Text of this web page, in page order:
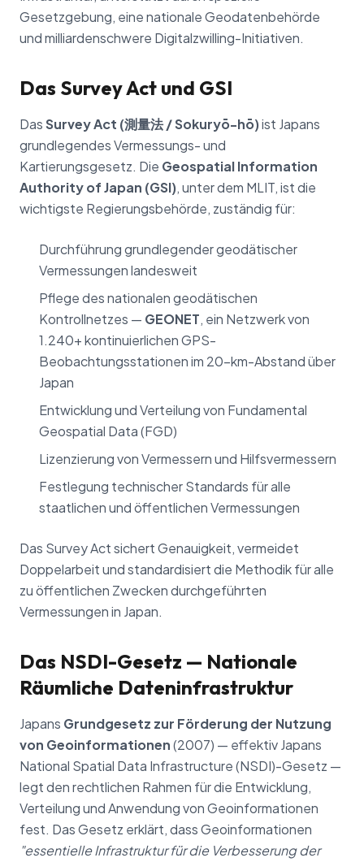
Gesetzgebung, eine nationale Geodatenbehörde
und milliardenschwere Digitalzwilling-Initiativen.
Das Survey Act und GSI
DasSurvey Act (測量法 / Sokuryō-hō)ist Japans
grundlegendes Vermessungs- und
Kartierungsgesetz. Die Geospatial Information
Authority of Japan (GSI), unter dem MLIT, ist die
wichtigste Regierungsbehörde, zuständig für:
Durchführung grundlegender geodätischer
Vermessungen landesweit
Pflege des nationalen geodätischen
Kontrollnetzes — GEONET, ein Netzwerk von
1.240+ kontinuierlichen GPS-
Beobachtungsstationen im 20-km-Abstand über
Japan
Entwicklung und Verteilung von Fundamental
Geospatial Data (FGD)
Lizenzierung von Vermessern und Hilfsvermessern
Festlegung technischer Standards für alle
staatlichen und öffentlichen Vermessungen
Das Survey Act sichert Genauigkeit, vermeidet
Doppelarbeit und standardisiert die Methodik für alle
zu öffentlichen Zwecken durchgeführten
Vermessungen in Japan.
Das NSDI-Gesetz — Nationale
Räumliche Dateninfrastruktur
Japans Grundgesetz zur Förderung der Nutzung
von Geoinformationen(2007) — effektiv Japans
National Spatial Data Infrastructure (NSDI)-Gesetz —
legt den rechtlichen Rahmen für die Entwicklung,
Verteilung und Anwendung von Geoinformationen
fest. Das Gesetz erklärt, dass Geoinformationen
"essentielle Infrastruktur für die Verbesserung der